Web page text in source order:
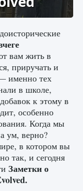
0
Clans
вам жить в
приручать и
именно тех
в школе,
к этому в
особенно
Когда мы
ум, верно?
в котором вы
так, и сегодня
Заметки о